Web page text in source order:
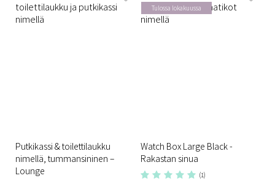
Putkikassi & toilettilaukku
nimellä, tummansininen –
Lounge
Tulossa lokakuussa
Watch Box Large Black -
Rakastan sinua
(1)